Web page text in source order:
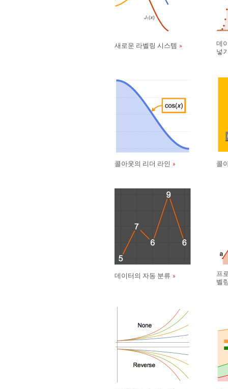
새로운 라벨링 시스템
데
넣
콜아웃의 리더 라인 콜
데이터의 자동 분류
프
벨